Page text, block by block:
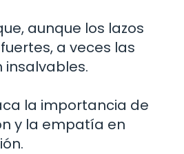
aunque los lazos
a veces las
insalvables.
la importancia de
y la empatía en